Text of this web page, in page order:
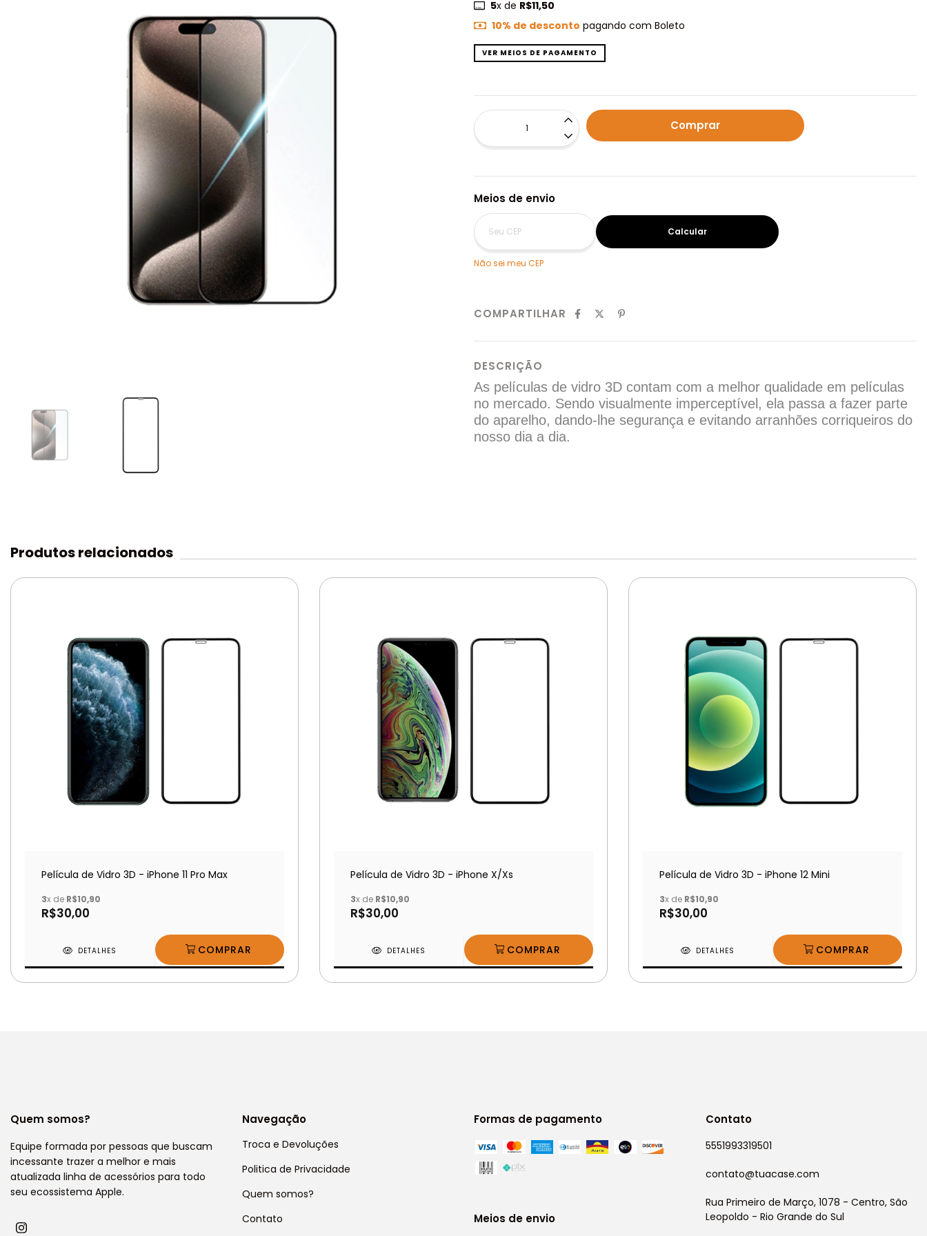
5x de R$11,50
10% de desconto pagando com Boleto
VER MEIOS DE PAGAMENTO
Meios de envio
Calcular
Não sei meu CEP
COMPARTILHAR
DESCRIÇÃO
As películas de vidro 3D contam com a melhor qualidade em películas
no mercado. Sendo visualmente imperceptível, ela passa a fazer parte
do aparelho, dando-lhe segurança e evitando arranhões corriqueiros do
nosso dia a dia.
Produtos relacionados
Película de Vidro 3D - iPhone 11 Pro Max
3x de R$10,90
R$30,00
DETALHES
Película de Vidro 3D - iPhone X/Xs
3x de R$10,90
R$30,00
DETALHES
Película de Vidro 3D - iPhone 12 Mini
3x de R$10,90
R$30,00
DETALHES
Quem somos?
Equipe formada por pessoas que buscam
incessante trazer a melhor e mais
atualizada linha de acessórios para todo
seu ecossistema Apple.
Navegação
Troca e Devoluções
Politica de Privacidade
Quem somos?
Contato
Formas de pagamento
Meios de envio
Contato
5551993319501
contato@tuacase.com
Rua Primeiro de Março, 1078 - Centro, São
Leopoldo - Rio Grande do Sul